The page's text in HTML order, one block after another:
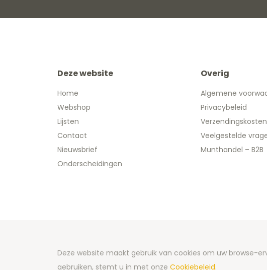
Deze website
Home
Webshop
Lijsten
Contact
Nieuwsbrief
Onderscheidingen
Overig
Algemene
Privacybeleid
Verzendingskosten
Veelgestelde
Munthandel – B2B
Deze website maakt gebruik van cookies om uw browse-
gebruiken, stemt u in met onze Cookiebeleid.